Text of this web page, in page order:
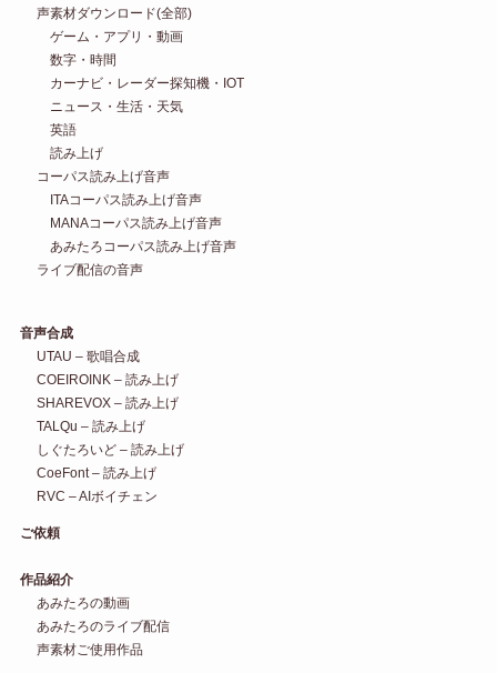
声素材ダウンロード(全部)
ゲーム・アプリ・動画
数字・時間
カーナビ・レーダー探知機・IOT
ニュース・生活・天気
英語
読み上げ
コーパス読み上げ音声
ITAコーパス読み上げ音声
MANAコーパス読み上げ音声
あみたろコーパス読み上げ音声
ライブ配信の音声
音声合成
UTAU – 歌唱合成
COEIROINK – 読み上げ
SHAREVOX – 読み上げ
TALQu – 読み上げ
しぐたろいど – 読み上げ
CoeFont – 読み上げ
RVC – AIボイチェン
ご依頼
作品紹介
あみたろの動画
あみたろのライブ配信
声素材ご使用作品